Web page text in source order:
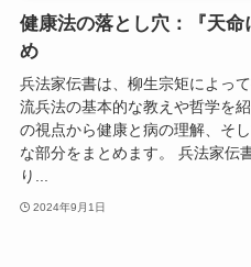
健康法の落とし穴：『天
め
兵法家伝書は、柳生宗矩によっ
流兵法の基本的な教えや哲学を
の視点から健康と病の理解、そ
な部分をまとめます。 兵法家伝
り...
2024年9月1日